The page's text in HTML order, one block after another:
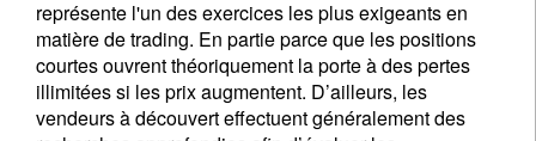
représente l'un des exercices les plus exigeants en
matière de trading. En partie parce que les positions
courtes ouvrent théoriquement la porte à des pertes
illimitées si les prix augmentent. D’ailleurs, les
vendeurs à découvert effectuent généralement des